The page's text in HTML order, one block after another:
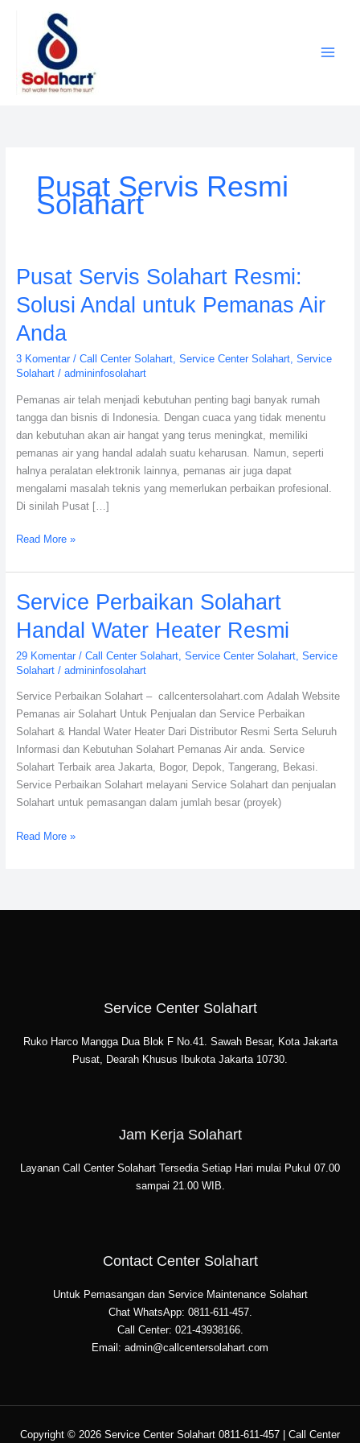
Pusat Servis Resmi
Solahart
Pusat Servis Solahart Resmi:
Solusi Andal untuk Pemanas Air
Anda
3 Komentar / Call Center Solahart, Service Center Solahart, Service
Solahart/ admininfosolahart
Pemanas air telah menjadi kebutuhan penting bagi banyak rumah
tangga dan bisnis di Indonesia. Dengan cuaca yang tidak menentu
dan kebutuhan akan air hangat yang terus meningkat, memiliki
pemanas air yang handal adalah suatu keharusan. Namun, seperti
halnya peralatan elektronik lainnya, pemanas air juga dapat
mengalami masalah teknis yang memerlukan perbaikan profesional.
Di sinilah Pusat […]
Pusat
Servis
Solahart
Resmi:
Solusi
Andal
untuk
Pemanas
Air
Anda
Read More »
Service Perbaikan Solahart
Handal Water Heater Resmi
29 Komentar / Call Center Solahart, Service Center Solahart, Service
Solahart/ admininfosolahart
Service Perbaikan Solahart – callcentersolahart.com Adalah Website
Pemanas air Solahart Untuk Penjualan dan Service Perbaikan
Solahart & Handal Water Heater Dari Distributor Resmi Serta Seluruh
Informasi dan Kebutuhan Solahart Pemanas Air anda. Service
Solahart Terbaik area Jakarta, Bogor, Depok, Tangerang, Bekasi.
Service Perbaikan Solahart melayani Service Solahart dan penjualan
Solahart untuk pemasangan dalam jumlah besar (proyek)
Service
Perbaikan
Solahart
Handal
Water
Resmi
Read More »
Service Center Solahart
Ruko Harco Mangga Dua Blok F No.41. Sawah Besar, Kota Jakarta
Pusat, Dearah Khusus Ibukota Jakarta 10730.
Jam Kerja Solahart
Layanan Call Center Solahart Tersedia Setiap Hari mulai Pukul 07.00
sampai 21.00 WIB.
Contact Center Solahart
Untuk Pemasangan dan Service Maintenance Solahart
Chat WhatsApp: 0811-611-457.
Call Center: 021-43938166.
Email: admin@callcentersolahart.com
Copyright © 2026 Service Center Solahart 0811-611-457 | Call Center